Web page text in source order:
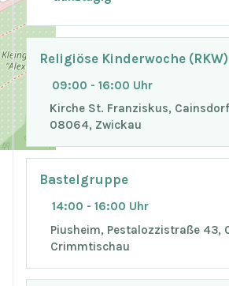
Religiöse Kinderwoche (RKW)
09:00 - 16:00 Uhr
Kirche St. Franziskus,
08064, Zwickau
Bastelgruppe
14:00 - 16:00 Uhr
Piusheim, Pestalozzistraße 43,
Crimmtischau